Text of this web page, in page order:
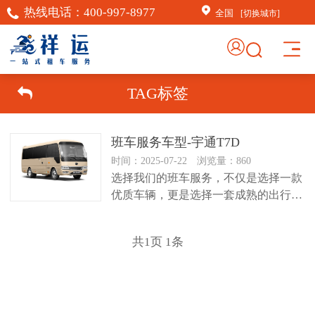
热线电话： 400-997-8977 全国 [切换城市]
TAG标签
班车服务车型-宇通T7D
时间：2025-07-22 浏览量：860
选择我们的班车服务，不仅是选择一款
优质车辆，更是选择一套成熟的出行保
共1页 1条
感谢信任！
祥运汽车租赁（北京）有
限公司周琦竭诚为您服
务：15718876389；